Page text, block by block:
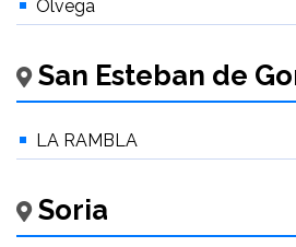
Ólvega
San Esteban de
LA RAMBLA
Soria